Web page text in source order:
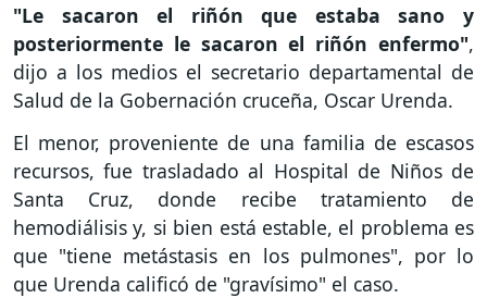
"Le sacaron el riñón que estaba sano y
posteriormente le sacaron el riñón enfermo",
dijo a los medios el secretario departamental de
Salud de la Gobernación cruceña, Oscar Urenda.
El menor, proveniente de una familia de escasos
recursos, fue trasladado al Hospital de Niños de
Santa Cruz, donde recibe tratamiento de
hemodiálisis y, si bien está estable, el problema es
que "tiene metástasis en los pulmones", por lo
que Urenda calificó de "gravísimo" el caso.